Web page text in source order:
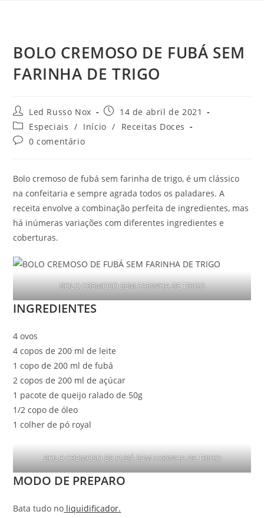
BOLO CREMOSO DE FUBÁ SEM
FARINHA DE TRIGO
Led Russo Nox
14 de abril de 2021
Especiais / Início /
Receitas Doces
0 comentário
Bolo cremoso de fubá sem farinha de trigo, é um clássico
na confeitaria e sempre agrada todos os paladares. A
receita envolve a combinação perfeita de ingredientes, mas
há inúmeras variações com diferentes ingredientes e
coberturas.
BOLO CREMOSO SEM FARINHA DE TRIGO
INGREDIENTES
4 ovos
4 copos de 200 ml de leite
1 copo de 200 ml de fubá
2 copos de 200 ml de açúcar
1 pacote de queijo ralado de 50g
1/2 copo de óleo
1 colher de pó royal
BOLO CREMOSO DE FUBÁ SEM FARINHA DE TRIGO
MODO DE PREPARO
Bata tudo no liquidificador.